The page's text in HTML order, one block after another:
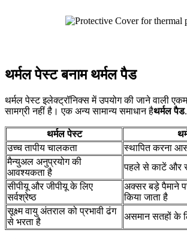
थर्मल पेस्ट बनाम थर्मल पैड
थर्मल पेस्ट इलेक्ट्रॉनिक्स में उपयोग की जाने वाली
सामग्री नहीं है। एक अन्य सामान्य समाधान हैथर्मल पैड.
थर्मल पेस्ट
उच्च तापीय चालकता
स्थापित करना
मैन्युअल अनुप्रयोग की
आवश्यकता है
पहले से काटें और
सीपीयू और जीपीयू के लिए
सर्वश्रेष्ठ
अक्सर बड़े पैमाने
किया जाता है
सूक्ष्म वायु अंतराल को प्रभावी ढंग
से भरता है
असमान सतहों के